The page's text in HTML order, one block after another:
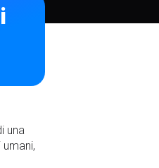
una